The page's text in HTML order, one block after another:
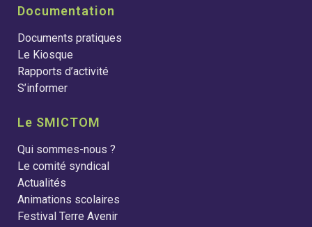
Documentation
Documents pratiques
Le Kiosque
Rapports d’activité
S’informer
Le SMICTOM
Qui sommes-nous ?
Le comité syndical
Actualités
Animations scolaires
Festival Terre Avenir